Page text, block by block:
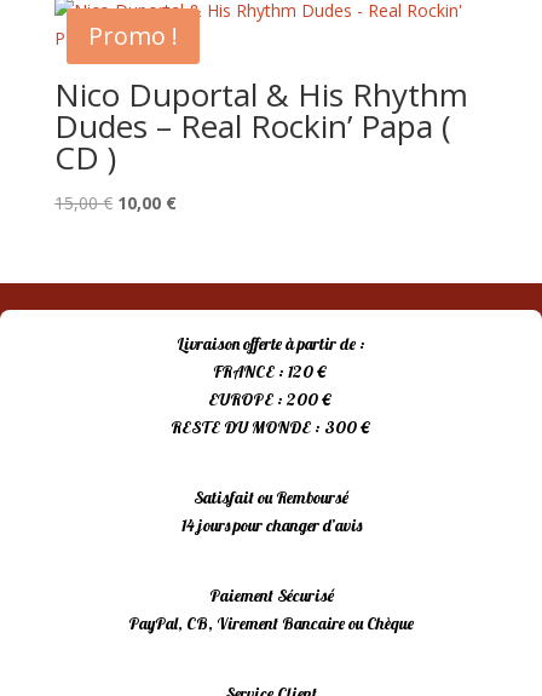
Promo !
Nico Duportal & His Rhythm
Dudes – Real Rockin’ Papa (
CD )
15,00€ Le
était :
15,00 €.
10,00 €Le
est :
10,00 €.
Livraison offerte à partir de :
FRANCE : 120 €
EUROPE : 200 €
RESTE DU MONDE : 300 €
Satisfait ou Remboursé
14 jours pour changer d’avis
Paiement Sécurisé
PayPal, CB, Virement Bancaire ou Chèque